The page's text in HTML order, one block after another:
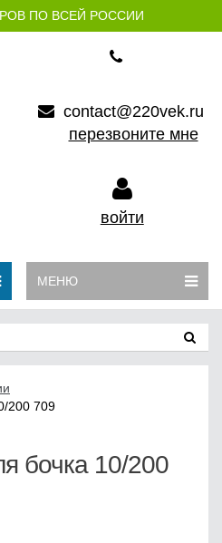
ПО ВСЕЙ РОССИИ
contact@220vek.ru
перезвоните мне
войти
МЕНЮ
200 709
бочка 10/200